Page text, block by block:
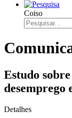
Coiso
Estudo
desemprego
Detalhes